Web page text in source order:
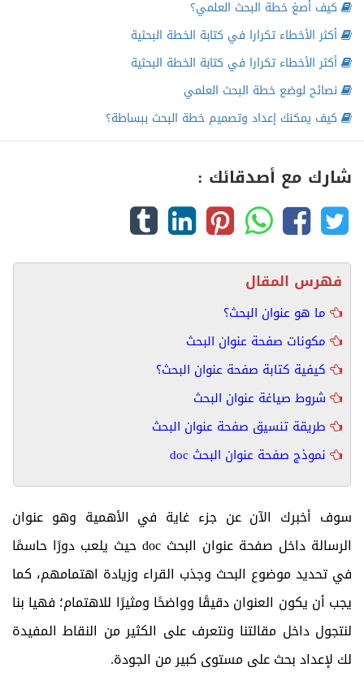
كيف أصغ خطة البحث العلمي؟
أكثر الأخطاء تكرارا في كتابة الخطة البحثية
أكثر الأخطاء تكرارا في كتابة الخطة البحثية
نصائح لوضع خطة البحث العلمي
كيف يمكنك إعداد وتصميم خطة البحث ببساطة؟
شارك مع أصدقائك :
فهرس المقال
ما هو عنوان البحث؟
مكونات صفحة عنوان البحث
كيفية كتابة صفحة عنوان البحث؟
شروط صياغة عنوان البحث
طريقة تنسيق صفحة عنوان البحث
نموذج صفحة عنوان البحث doc
سوف أخبرك الآن عن جزء غاية في الأهمية وهو عنوان
الرسالة داخل صفحة عنوان البحث doc حيث يلعب دورًا حاسمًا
في تحديد موضوع البحث وجذب القراء وزيادة اهتمامهم، كما
يجب أن يكون العنوان دقيقًا وواضحًا ومثيرًا للاهتمام؛ فهيا بنا
لنتجول داخل مقالتنا ونتعرف على الكثير من النقاط المفيدة
لك لإعداد بحث على مستوى كبير من الجودة.